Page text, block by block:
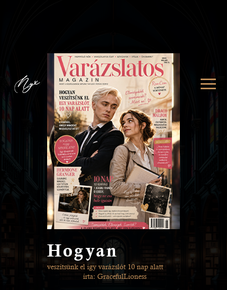
Hogyan
veszítsünk el igy varázslót 10 nap alatt
írta: GracefulLioness